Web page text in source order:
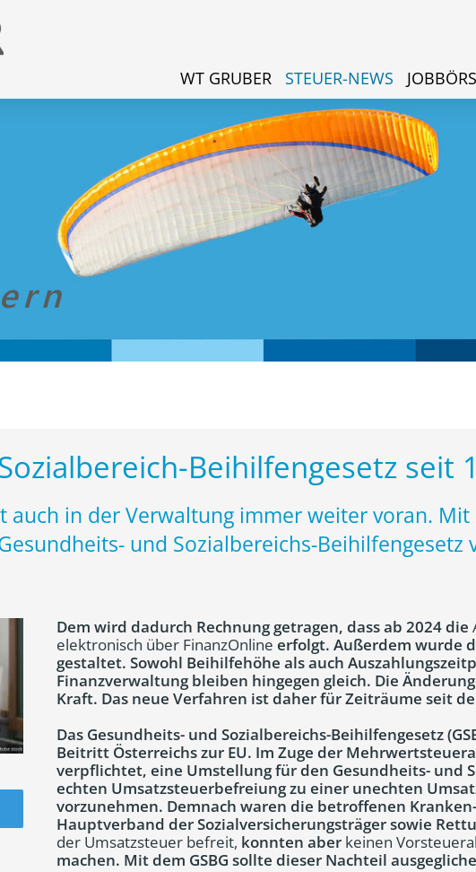
WT GRUBER STEUER-NEWS
Beihilfengesetz seit
auch in der Verwaltung immer weiter voran. Mit
und Sozialbereichs-Beihilfengesetz
Dem wird dadurch Rechnung getragen, dass ab 2024 die
elektronisch über FinanzOnline erfolgt. Außerdem wurde
gestaltet. Sowohl Beihilfehöhe als auch
Finanzverwaltung bleiben hingegen gleich. Die
Kraft. Das neue Verfahren ist daher für Zeiträume seit
Das Gesundheits- und Sozialbereichs-Beihilfengesetz
Beitritt Österreichs zur EU. Im Zuge der
verpflichtet, eine Umstellung für den Gesundheits- und
echten Umsatzsteuerbefreiung zu einer unechten
vorzunehmen. Demnach waren die betroffenen
Hauptverband der Sozialversicherungsträger sowie
der Umsatzsteuer befreit, konnten aber keinen
machen. Mit dem GSBG sollte dieser Nachteil